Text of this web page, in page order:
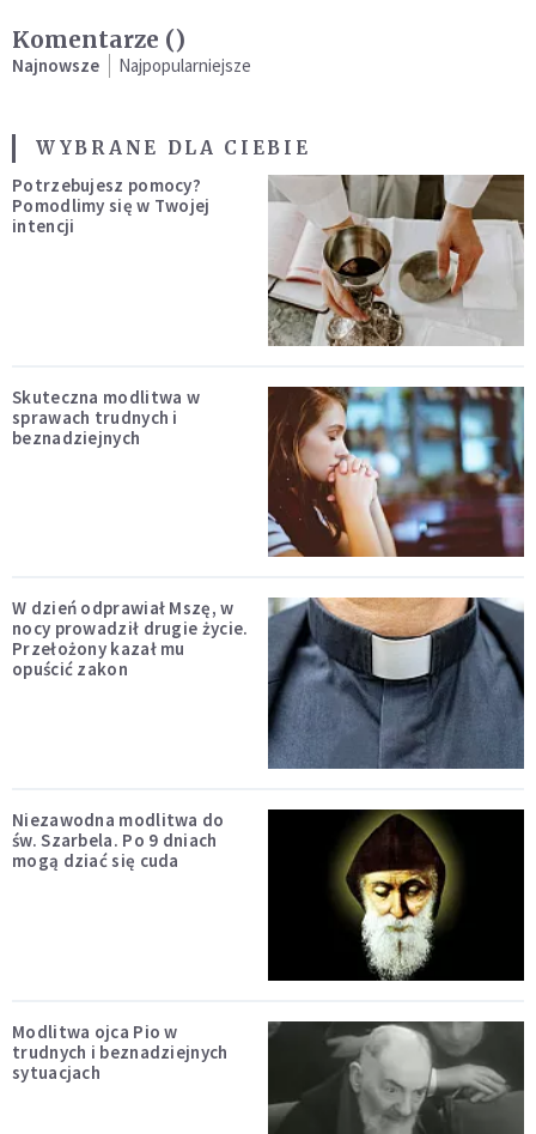
Komentarze ()
Najnowsze Najpopularniejsze
WYBRANE DLA CIEBIE
Potrzebujesz pomocy?
Pomodlimy się w Twojej
intencji
Skuteczna modlitwa w
sprawach trudnych i
beznadziejnych
W dzień odprawiał Mszę, w
nocy prowadził drugie życie.
Przełożony kazał mu
opuścić zakon
Niezawodna modlitwa do
św. Szarbela. Po 9 dniach
mogą dziać się cuda
Modlitwa ojca Pio w
trudnych i beznadziejnych
sytuacjach